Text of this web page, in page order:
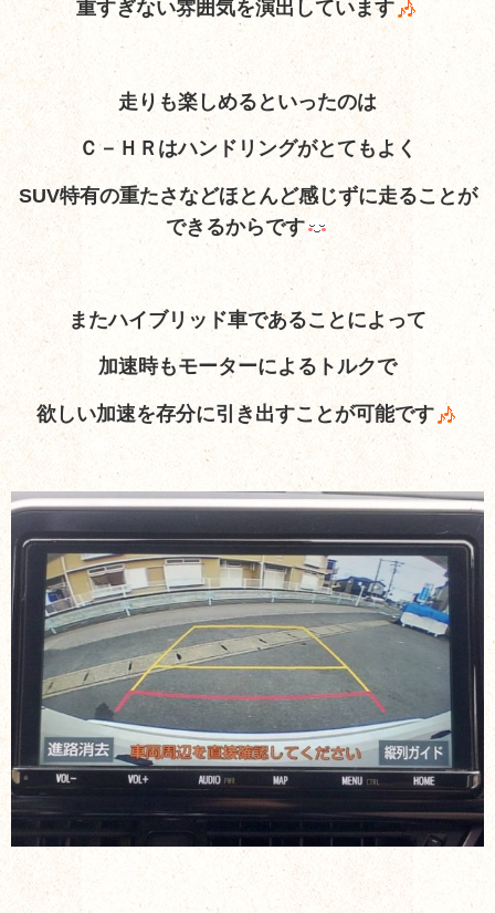
重すぎない雰囲気を演出しています
走りも楽しめるといったのは
Ｃ－ＨＲはハンドリングがとてもよく
SUV特有の重たさなどほとんど感じずに走ることが
できるからです
またハイブリッド車であることによって
加速時もモーターによるトルクで
欲しい加速を存分に引き出すことが可能です